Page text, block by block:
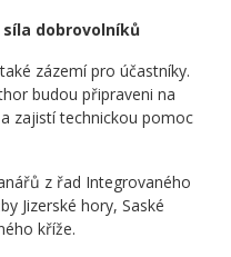
dobrovolníků
zázemí pro účastníky.
budou připraveni na
zajistí technickou pomoc
z řad Integrovaného
Jizerské hory, Saské
kříže.